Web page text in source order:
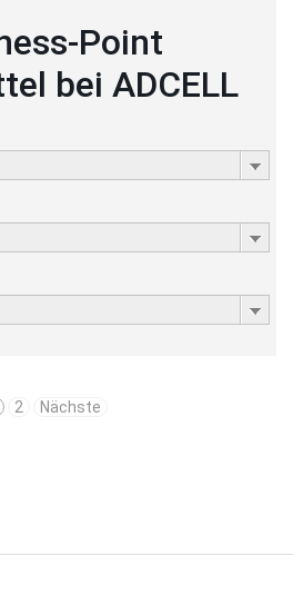
Point
bei ADCELL
2 Nächste